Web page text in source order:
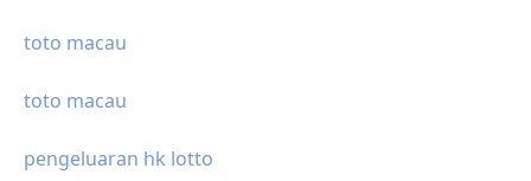
toto macau
toto macau
pengeluaran hk lotto